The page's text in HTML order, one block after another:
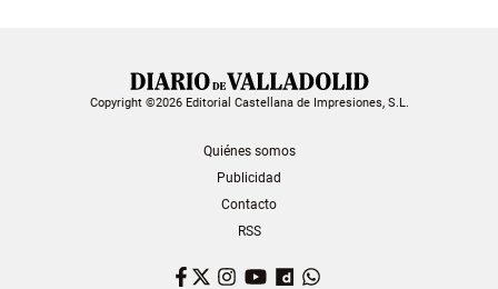
Copyright ©2026 Editorial Castellana de Impresiones, S.L.
Quiénes somos
Publicidad
Contacto
RSS
Facebook
TwitterInstagram
YouTubeDailymotion